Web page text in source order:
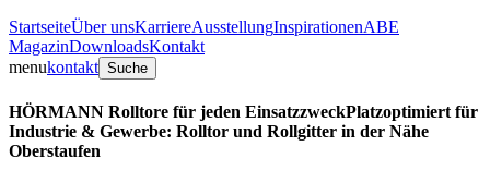
StartseiteÜber unsKarriereAusstellungInspirationenABE
MagazinDownloadsKontakt
menukontakt Suche
HÖRMANN Rolltore für jeden EinsatzzweckPlatzoptimiert für
Industrie & Gewerbe: Rolltor und Rollgitter in der Nähe
Oberstaufen